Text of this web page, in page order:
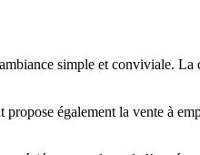
simple et conviviale.
également la vente à